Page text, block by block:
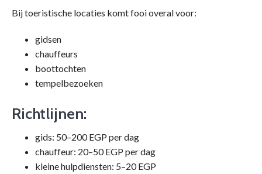
Bij toeristische locaties komt fooi overal voor:
gidsen
chauffeurs
boottochten
tempelbezoeken
Richtlijnen:
gids: 50–200 EGP per dag
chauffeur: 20–50 EGP per dag
kleine hulpdiensten: 5–20 EGP